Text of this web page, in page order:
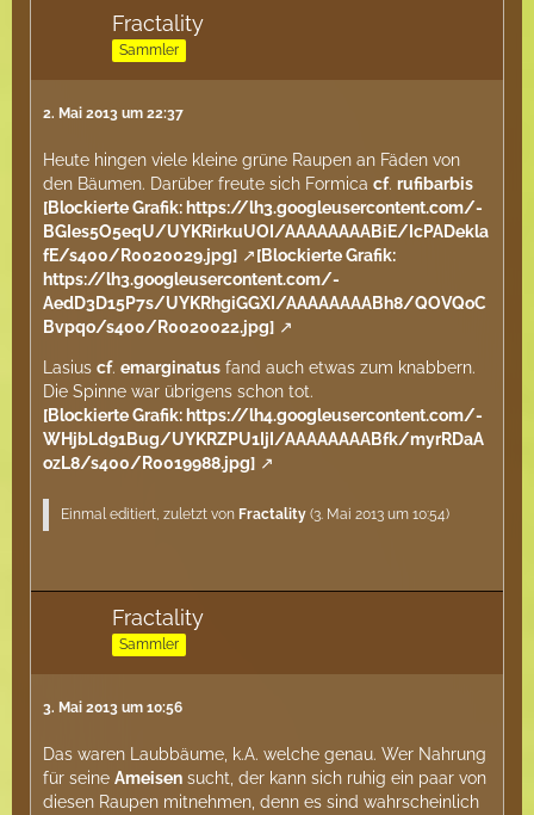
Fractality
Sammler
2. Mai 2013 um 22:37
Heute hingen viele kleine grüne Raupen an Fäden von
den Bäumen. Darüber freute sich Formica cf. rufibarbis
[Blockierte Grafik: https://lh3.googleusercontent.com/-
BGIes5O5eqU/UYKRirkuUOI/AAAAAAAABiE/IcPADekla
fE/s400/R0020029.jpg]
[Blockierte Grafik:
https://lh3.googleusercontent.com/-
AedD3D15P7s/UYKRhgiGGXI/AAAAAAAABh8/QOVQoC
Bvpqo/s400/R0020022.jpg]
Lasius cf. emarginatus fand auch etwas zum knabbern.
Die Spinne war übrigens schon tot.
[Blockierte Grafik: https://lh4.googleusercontent.com/-
WHjbLd91Bug/UYKRZPU1IjI/AAAAAAAABfk/myrRDaA
ozL8/s400/R0019988.jpg]
Einmal editiert, zuletzt von Fractality (3. Mai 2013 um 10:54)
Fractality
Sammler
3. Mai 2013 um 10:56
Das waren Laubbäume, k.A. welche genau. Wer Nahrung
für seine Ameisen sucht, der kann sich ruhig ein paar von
diesen Raupen mitnehmen, denn es sind wahrscheinlich